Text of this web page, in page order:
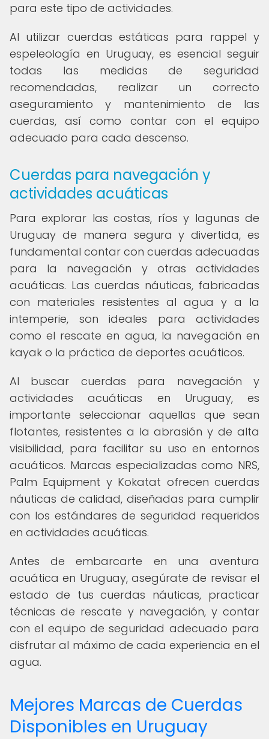
para este tipo de actividades.
Al utilizar cuerdas estáticas para rappel y
espeleología en Uruguay, es esencial seguir
todas las medidas de seguridad
recomendadas, realizar un correcto
aseguramiento y mantenimiento de las
cuerdas, así como contar con el equipo
adecuado para cada descenso.
Cuerdas para navegación y
actividades acuáticas
Para explorar las costas, ríos y lagunas de
Uruguay de manera segura y divertida, es
fundamental contar con cuerdas adecuadas
para la navegación y otras actividades
acuáticas. Las cuerdas náuticas, fabricadas
con materiales resistentes al agua y a la
intemperie, son ideales para actividades
como el rescate en agua, la navegación en
kayak o la práctica de deportes acuáticos.
Al buscar cuerdas para navegación y
actividades acuáticas en Uruguay, es
importante seleccionar aquellas que sean
flotantes, resistentes a la abrasión y de alta
visibilidad, para facilitar su uso en entornos
acuáticos. Marcas especializadas como NRS,
Palm Equipment y Kokatat ofrecen cuerdas
náuticas de calidad, diseñadas para cumplir
con los estándares de seguridad requeridos
en actividades acuáticas.
Antes de embarcarte en una aventura
acuática en Uruguay, asegúrate de revisar el
estado de tus cuerdas náuticas, practicar
técnicas de rescate y navegación, y contar
con el equipo de seguridad adecuado para
disfrutar al máximo de cada experiencia en el
agua.
Mejores Marcas de Cuerdas
Disponibles en Uruguay